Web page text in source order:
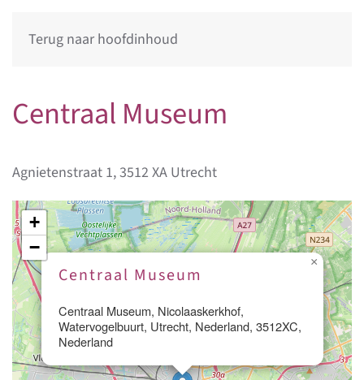
Terug naar hoofdinhoud
Centraal Museum
Agnietenstraat 1, 3512 XA Utrecht
Centraal Museum
Centraal Museum, Nicolaaskerkhof,
Watervogelbuurt, Utrecht, Nederland, 3512XC,
Nederland
×
+
−